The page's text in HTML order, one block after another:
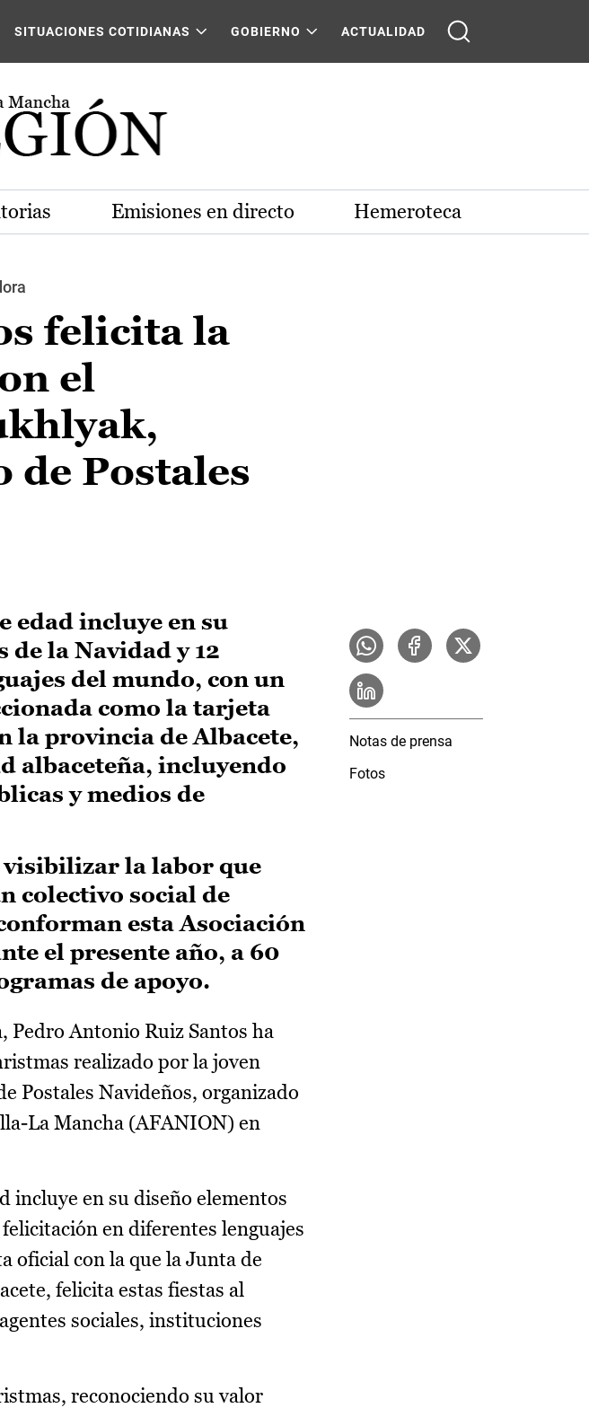
SITUACIONES COTIDIANAS GOBIERNO ACTUALIDAD
Emisiones en directo Hemeroteca
felicita la
el
de Postales
edad incluye en su
la Navidad y 12
del mundo, con un
como la tarjeta
la provincia de Albacete,
albaceteña, incluyendo
y medios de
visibilizar la labor que
colectivo social de
esta Asociación
el presente año, a 60
de apoyo.
Pedro Antonio Ruiz Santos ha
realizado por la joven
Postales Navideños, organizado
La Mancha (AFANION) en
incluye en su diseño elementos
en diferentes lenguajes
oficial con la que la Junta de
felicita estas fiestas al
sociales, instituciones
reconociendo su valor
Notas de prensa
Fotos